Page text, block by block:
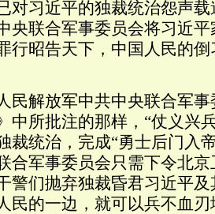
对习近平的独裁统治怨声
央联合军事委员会将习近
行昭告天下，中国人民的
民解放军中共中央联合军
中所批注的那样，“仗义兴
裁统治，完成“勇士后门入
合军事委员会只需下令北
警们抛弃独裁昏君习近平
民的一边，就可以兵不血